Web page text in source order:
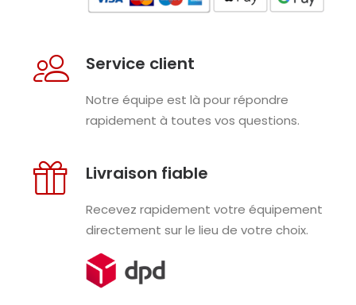
Service client
Notre équipe est là pour répondre
rapidement à toutes vos questions.
Livraison fiable
Recevez rapidement votre équipement
directement sur le lieu de votre choix.